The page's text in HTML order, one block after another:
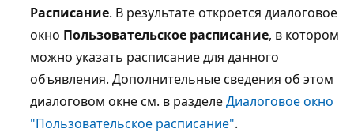
Расписание. В результате откроется диалоговое
окно Пользовательское расписание, в котором
можно указать расписание для данного
объявления. Дополнительные сведения об этом
диалоговом окне см. в разделеДиалоговое окно
"Пользовательское расписание".